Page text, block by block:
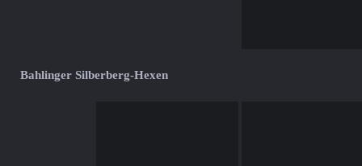
Bahlinger Silberberg-Hexen